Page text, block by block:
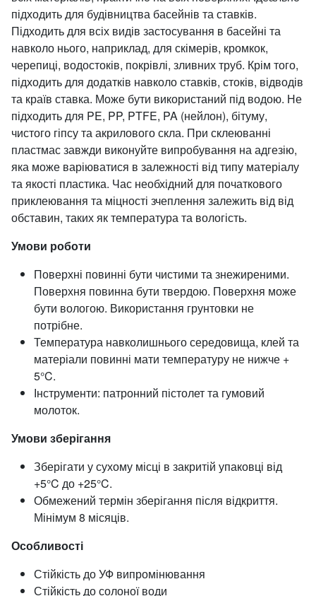
підходить для будівництва басейнів та ставків.
Підходить для всіх видів застосування в басейні та
навколо нього, наприклад, для скімерів, кромкок,
черепиці, водостоків, покрівлі, зливних труб. Крім того,
підходить для додатків навколо ставків, стоків, відводів
та країв ставка. Може бути використаний під водою. Не
підходить для PE, PP, PTFE, PA (нейлон), бітуму,
чистого гіпсу та акрилового скла. При склеюванні
пластмас завжди виконуйте випробування на адгезію,
яка може варіюватися в залежності від типу матеріалу
та якості пластика. Час необхідний для початкового
приклеювання та міцності зчеплення залежить від від
обставин, таких як температура та вологість.
Умови роботи
Поверхні повинні бути чистими та знежиреними.
Поверхня повинна бути твердою. Поверхня може
бути вологою. Використання грунтовки не
потрібне.
Температура навколишнього середовища, клей та
матеріали повинні мати температуру не нижче +
5°C.
Інструменти: патронний пістолет та гумовий
молоток.
Умови зберігання
Зберігати у сухому місці в закритій упаковці від
+5°C до +25°C.
Обмежений термін зберігання після відкриття.
Мінімум 8 місяців.
Особливості
Стійкість до УФ випромінювання
Стійкість до солоної води